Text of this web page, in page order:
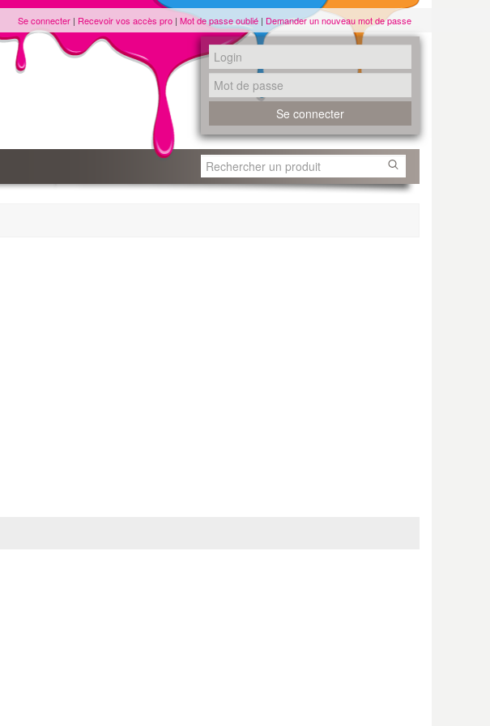
Se connecter | Recevoir vos accès pro | Mot de passe oublié | Demander un nouveau mot de passe